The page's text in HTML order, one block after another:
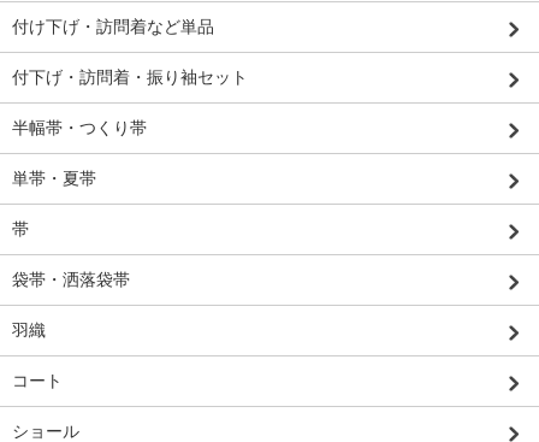
付け下げ・訪問着など単品
付下げ・訪問着・振り袖セット
半幅帯・つくり帯
単帯・夏帯
帯
袋帯・洒落袋帯
羽織
コート
ショール